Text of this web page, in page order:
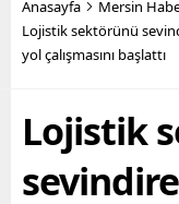
Başkanı Vahap
öncülüğünde hayata
geçirilen hizmetler ile
alabilmesine destek
olmayı hedefleyen
Büyükşehir...
Anasayfa
Mersin
Lojistik sektörünü
yol çalışmasını başlattı
Lojistik